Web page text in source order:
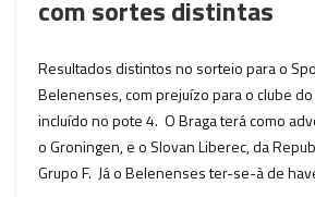
com sortes distintas
Resultados distintos no sorteio para o
Belenenses, com prejuízo para o clube
incluído no pote 4. O Braga terá como
o Groningen, e o Slovan Liberec, da
Grupo F. Já o Belenenses ter-se-à de